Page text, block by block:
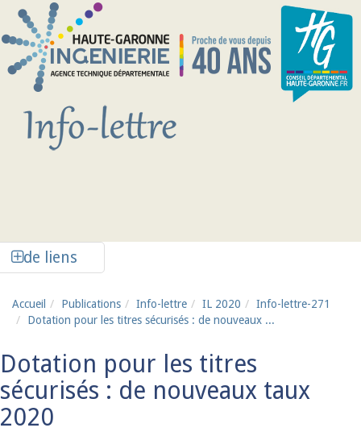
Aller au contenu principal
de liens
Accueil Publications Info-lettre IL 2020
Info-lettre-271
Dotation pour les titres sécurisés : de nouveaux ...
Dotation pour les titres
sécurisés : de nouveaux taux
2020